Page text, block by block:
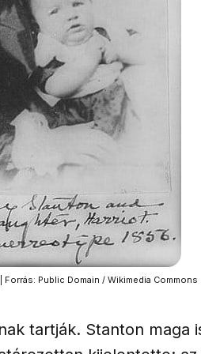
Forrás: Public Domain / Wikimedia Commons
tartják. Stanton maga